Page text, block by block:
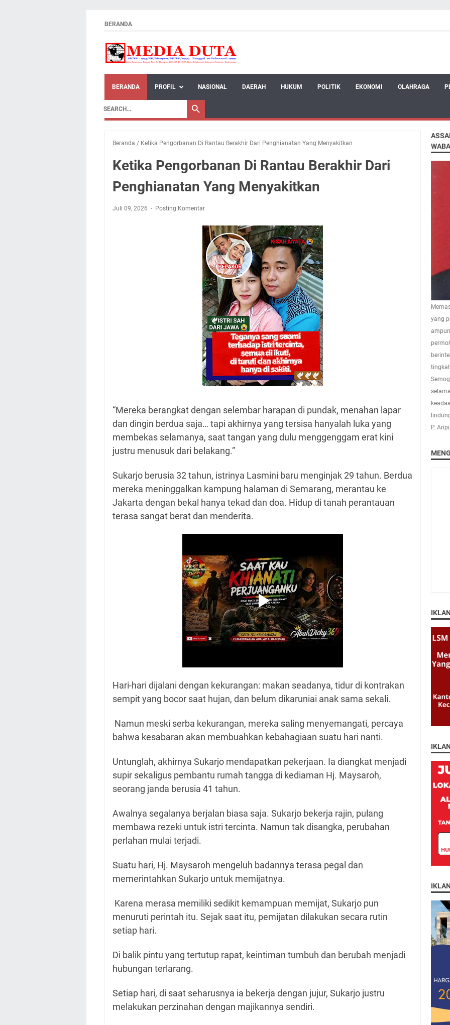
BERANDA
BERANDA PROFIL NASIONAL DAERAH HUKUM POLITIK EKONOMI OLAHRAGA
Beranda / Ketika Pengorbanan Di Rantau Berakhir Dari Penghianatan Yang Menyakitkan
Ketika Pengorbanan Di Rantau Berakhir Dari
Penghianatan Yang Menyakitkan
Juli 09, 2026 Posting Komentar
“Mereka berangkat dengan selembar harapan di pundak, menahan lapar
dan dingin berdua saja… tapi akhirnya yang tersisa hanyalah luka yang
membekas selamanya, saat tangan yang dulu menggenggam erat kini
justru menusuk dari belakang.”
Sukarjo berusia 32 tahun, istrinya Lasmini baru menginjak 29 tahun. Berdua
mereka meninggalkan kampung halaman di Semarang, merantau ke
Jakarta dengan bekal hanya tekad dan doa. Hidup di tanah perantauan
terasa sangat berat dan menderita.
Hari-hari dijalani dengan kekurangan: makan seadanya, tidur di kontrakan
sempit yang bocor saat hujan, dan belum dikaruniai anak sama sekali.
Namun meski serba kekurangan, mereka saling menyemangati, percaya
bahwa kesabaran akan membuahkan kebahagiaan suatu hari nanti.
Untunglah, akhirnya Sukarjo mendapatkan pekerjaan. Ia diangkat menjadi
supir sekaligus pembantu rumah tangga di kediaman Hj. Maysaroh,
seorang janda berusia 41 tahun.
Awalnya segalanya berjalan biasa saja. Sukarjo bekerja rajin, pulang
membawa rezeki untuk istri tercinta. Namun tak disangka, perubahan
perlahan mulai terjadi.
Suatu hari, Hj. Maysaroh mengeluh badannya terasa pegal dan
memerintahkan Sukarjo untuk memijatnya.
Karena merasa memiliki sedikit kemampuan memijat, Sukarjo pun
menuruti perintah itu. Sejak saat itu, pemijatan dilakukan secara rutin
setiap hari.
Di balik pintu yang tertutup rapat, keintiman tumbuh dan berubah menjadi
hubungan terlarang.
Setiap hari, di saat seharusnya ia bekerja dengan jujur, Sukarjo justru
melakukan perzinahan dengan majikannya sendiri.
yang
P.